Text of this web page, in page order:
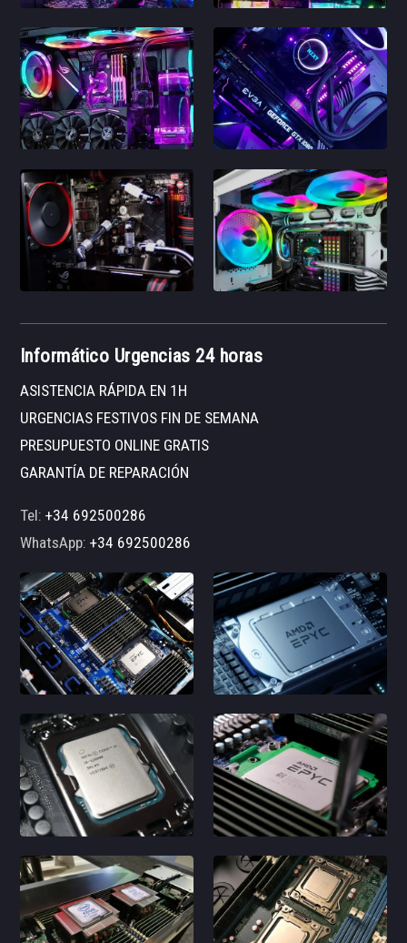
Informático Urgencias 24 horas
ASISTENCIA RÁPIDA EN 1H
URGENCIAS FESTIVOS FIN DE SEMANA
PRESUPUESTO ONLINE GRATIS
GARANTÍA DE REPARACIÓN
Tel:+34 692500286
WhatsApp:+34 692500286